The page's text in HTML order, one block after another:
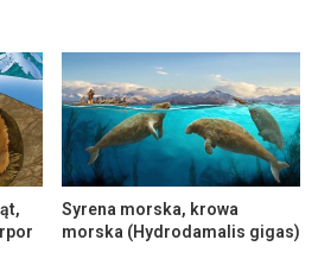
Syrena morska, krowa
morska (Hydrodamalis gigas)